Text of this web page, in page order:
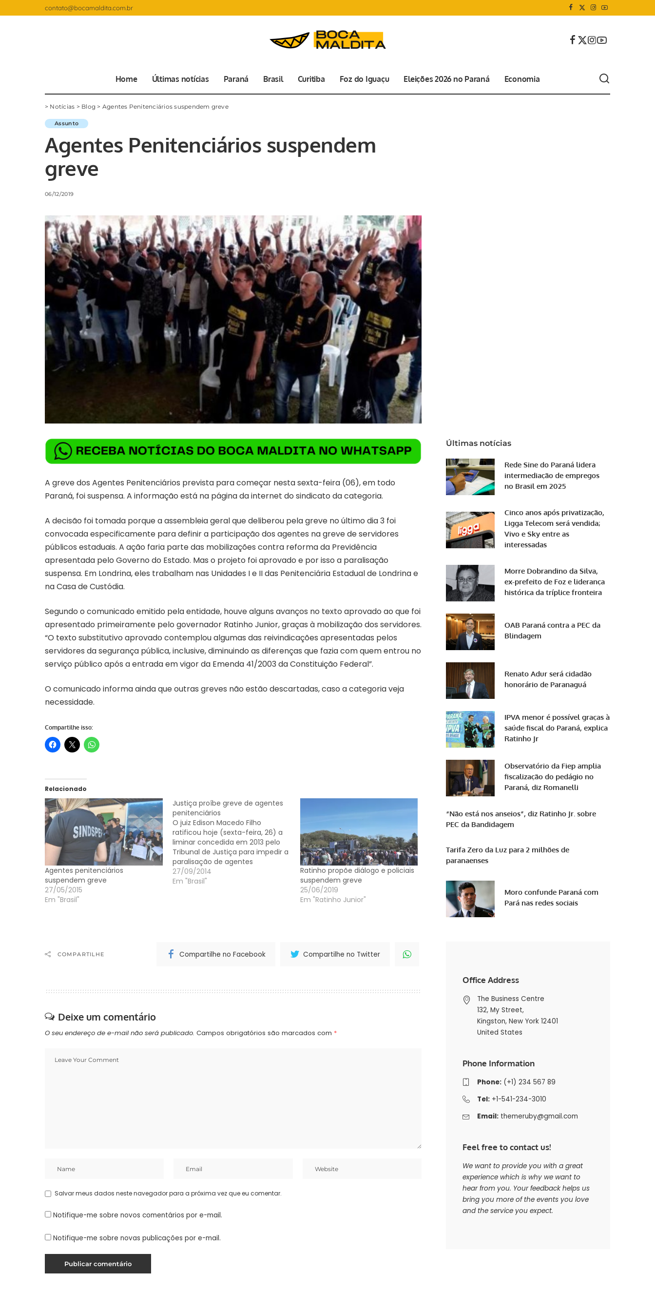
contato@bocamaldita.com.br
Home Últimas notícias Paraná Brasil Curitiba Foz do Iguaçu Eleições 2026 no Paraná Economia
> Notícias > Blog > Agentes Penitenciários suspendem greve
Assunto
Agentes Penitenciários suspendem
greve
06/12/2019
A greve dos Agentes Penitenciários prevista para começar nesta sexta-feira (06), em todo
Paraná, foi suspensa. A informação está na página da internet do sindicato da categoria.
A decisão foi tomada porque a assembleia geral que deliberou pela greve no último dia 3 foi
convocada especificamente para definir a participação dos agentes na greve de servidores
públicos estaduais. A ação faria parte das mobilizações contra reforma da Previdência
apresentada pelo Governo do Estado. Mas o projeto foi aprovado e por isso a paralisação
suspensa. Em Londrina, eles trabalham nas Unidades I e II das Penitenciária Estadual de Londrina e
na Casa de Custódia.
Segundo o comunicado emitido pela entidade, houve alguns avanços no texto aprovado ao que foi
apresentado primeiramente pelo governador Ratinho Junior, graças à mobilização dos servidores.
“O texto substitutivo aprovado contemplou algumas das reivindicações apresentadas pelos
servidores da segurança pública, inclusive, diminuindo as diferenças que fazia com quem entrou no
serviço público após a entrada em vigor da Emenda 41/2003 da Constituição Federal”.
O comunicado informa ainda que outras greves não estão descartadas, caso a categoria veja
necessidade.
Compartilhe isso:
Relacionado
Agentes penitenciários
suspendem greve
27/05/2015
Em "Brasil"
Justiça proíbe greve de agentes
penitenciários
O juiz Edison Macedo Filho
ratificou hoje (sexta-feira, 26) a
liminar concedida em 2013 pelo
Tribunal de Justiça para impedir a
paralisação de agentes
penitenciários no Estado. Ele
também ampliou os efeitos da
27/09/2014
Em "Brasil"
Ratinho propõe diálogo e policiais
suspendem greve
25/06/2019
Em "Ratinho Junior"
COMPARTILHE Compartilhe no Facebook Compartilhe no Twitter
Deixe um comentário
O seu endereço de e-mail não será publicado. Campos obrigatórios são marcados com *
Salvar meus dados neste navegador para a próxima vez que eu comentar.
Notifique-me sobre novos comentários por e-mail.
Notifique-me sobre novas publicações por e-mail.
Últimas notícias
Rede Sine do Paraná lidera
intermediação de empregos
no Brasil em 2025
Cinco anos após privatização,
Ligga Telecom será vendida;
Vivo e Sky entre as
interessadas
Morre Dobrandino da Silva,
ex-prefeito de Foz e liderança
histórica da tríplice fronteira
OAB Paraná contra a PEC da
Blindagem
Renato Adur será cidadão
honorário de Paranaguá
IPVA menor é possível graças à
saúde fiscal do Paraná, explica
Ratinho Jr
Observatório da Fiep amplia
fiscalização do pedágio no
Paraná, diz Romanelli
“Não está nos anseios”, diz Ratinho Jr. sobre
PEC da Bandidagem
Tarifa Zero da Luz para 2 milhões de
paranaenses
Moro confunde Paraná com
Pará nas redes sociais
Office Address
The Business Centre
132, My Street,
Kingston, New York 12401
United States
Phone Information
Phone:(+1) 234 567 89
Tel:+1-541-234-3010
Email: themeruby@gmail.com
Feel free to contact us!
We want to provide you with a great
experience which is why we want to
hear from you. Your feedback helps us
bring you more of the events you love
and the service you expect.